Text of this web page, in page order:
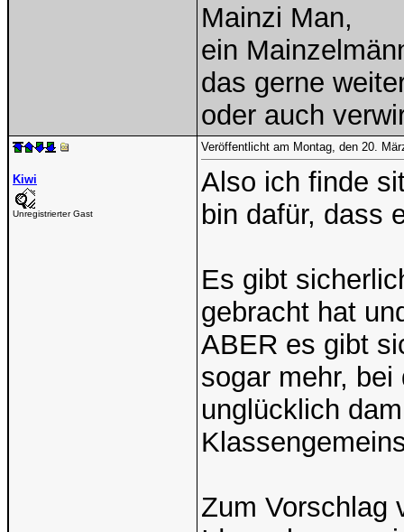
Mainzi Man,
ein
das gerne
oder auch
Kiwi
Unregistrierter Gast
Veröffentlicht am Montag, den 20.
Also ich finde
bin dafür, dass
Es gibt
gebracht hat
ABER es gibt
sogar mehr,
unglücklich
Zum Vorschlag